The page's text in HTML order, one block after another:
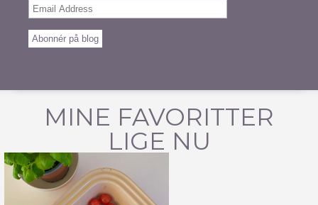
Email
Abonnér på blog
MINE FAVORITTER
LIGE NU